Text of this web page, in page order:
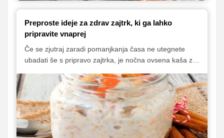
Preproste ideje za zdrav zajtrk, ki ga lahko
pripravite vnaprej
Če se zjutraj zaradi pomanjkanja časa ne utegnete
ubadati še s pripravo zajtrka, je nočna ovsena kaša za
okusen zajtrk pa si lahko pripravite tudi za več dni
vnaprej in ga lično shranite v kozarec ali posodico ter
tako zjutraj samo vzamete na pot ali v službo.